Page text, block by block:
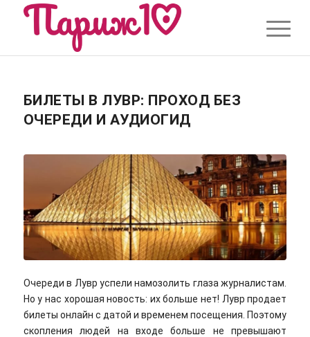
БИЛЕТЫ В ЛУВР: ПРОХОД БЕЗ
ОЧЕРЕДИ И АУДИОГИД
Очереди в Лувр успели намозолить глаза журналистам.
Но у нас хорошая новость: их больше нет! Лувр продает
билеты онлайн с датой и временем посещения. Поэтому
скопления людей на входе больше не превышают